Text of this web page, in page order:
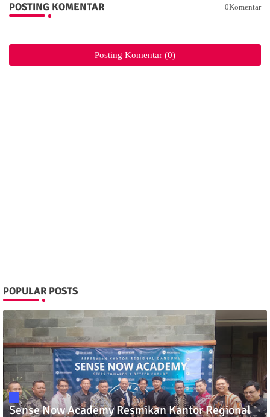
POSTING KOMENTAR 0Komentar
Posting Komentar (0)
POPULAR POSTS
Sense Now Academy Resmikan Kantor Regional